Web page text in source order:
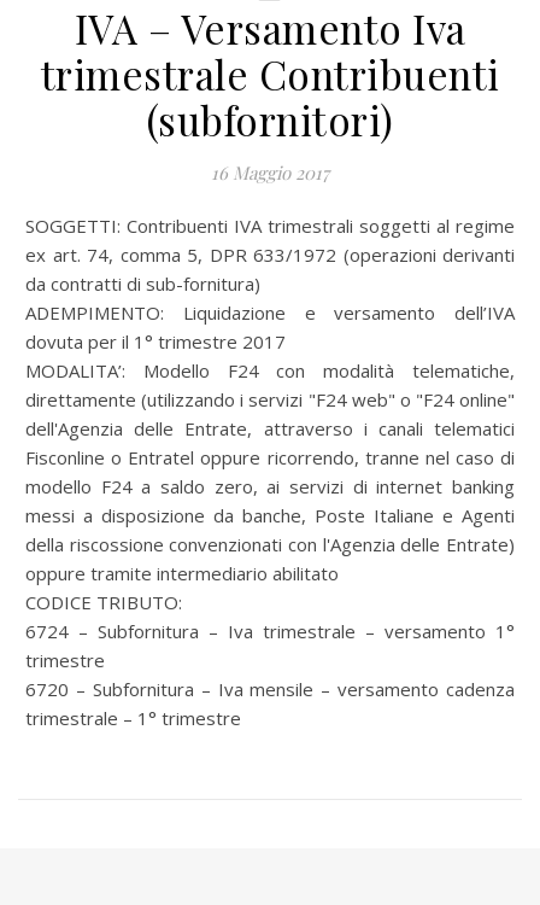
IVA – Versamento Iva
trimestrale Contribuenti
(subfornitori)
16 Maggio 2017
SOGGETTI: Contribuenti IVA trimestrali soggetti al regime
ex art. 74, comma 5, DPR 633/1972 (operazioni derivanti
da contratti di sub-fornitura)
ADEMPIMENTO: Liquidazione e versamento dell’IVA
dovuta per il 1° trimestre 2017
MODALITA’: Modello F24 con modalità telematiche,
direttamente (utilizzando i servizi "F24 web" o "F24 online"
dell'Agenzia delle Entrate, attraverso i canali telematici
Fisconline o Entratel oppure ricorrendo, tranne nel caso di
modello F24 a saldo zero, ai servizi di internet banking
messi a disposizione da banche, Poste Italiane e Agenti
della riscossione convenzionati con l'Agenzia delle Entrate)
oppure tramite intermediario abilitato
CODICE TRIBUTO:
6724 – Subfornitura – Iva trimestrale – versamento 1°
trimestre
6720 – Subfornitura – Iva mensile – versamento cadenza
trimestrale – 1° trimestre